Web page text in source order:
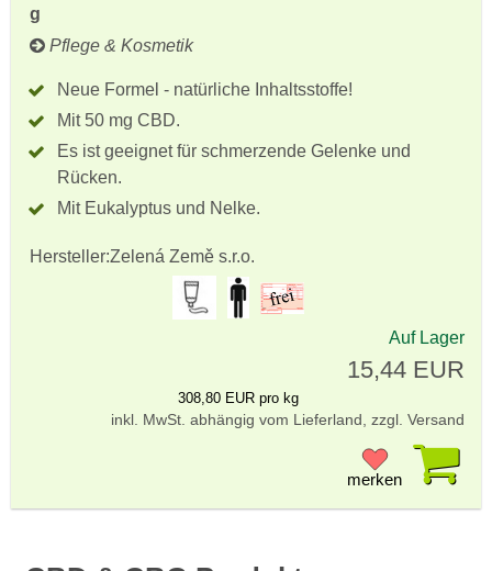
g
Pflege & Kosmetik
Neue Formel - natürliche Inhaltsstoffe!
Mit 50 mg CBD.
Es ist geeignet für schmerzende Gelenke und
Rücken.
Mit Eukalyptus und Nelke.
Hersteller:Zelená Země s.r.o.
Auf Lager
15,44 EUR
308,80 EUR pro kg
inkl. MwSt. abhängig vom Lieferland, zzgl. Versand
merken